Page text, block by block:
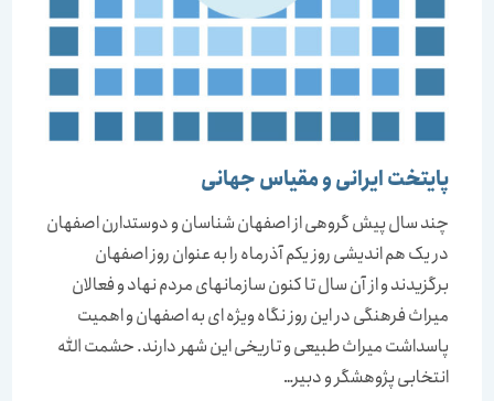
پایتخت ایرانی و مقیاس جهانی
چند سال پیش گروهی از اصفهان شناسان و دوستدارن اصفهان
در یک هم اندیشی روز یکم آذرماه را به عنوان روز اصفهان
برگزیدند و از آن سال تا کنون سازمانهای مردم نهاد و فعالان
میراث فرهنگی در این روز نگاه ویژه ای به اصفهان و اهمیت
پاسداشت میراث طبیعی و تاریخی این شهر دارند. حشمت الله
انتخابی پژوهشگر و دبیر…